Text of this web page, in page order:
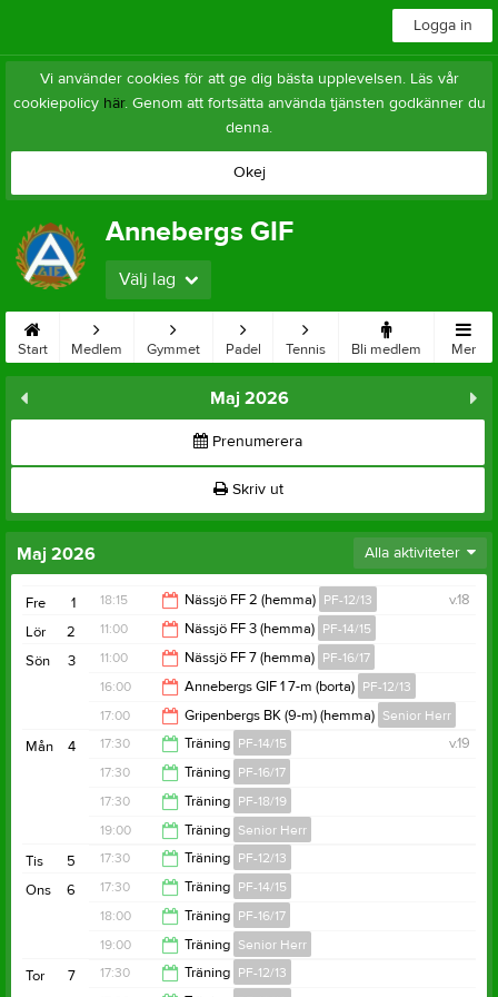
Logga in
Vi använder cookies för att ge dig bästa upplevelsen. Läs vår
cookiepolicy här. Genom att fortsätta använda tjänsten godkänner du
denna.
Okej
Annebergs GIF
Välj lag
Start Medlem Gymmet Padel Tennis Bli medlem Mer
Maj 2026
Prenumerera
Skriv ut
Maj 2026 Alla aktiviteter
1
Fre v.18
18:15 Nässjö FF 2 (hemma) PF-12/13
20:15
2
Lör 11:00 Nässjö FF 3 (hemma) PF-14/15
13:00
3
Sön 11:00 Nässjö FF 7 (hemma) PF-16/17
13:00
16:00 Annebergs GIF 1 7-m (borta) PF-12/13
18:00
17:00 Gripenbergs BK (9-m) (hemma) Senior Herr
19:00
4
Mån v.19
17:30 Träning PF-14/15
19:00
17:30 Träning PF-16/17
19:00
17:30 Träning PF-18/19
18:30
19:00 Träning Senior Herr
20:30
5
Tis 17:30 Träning PF-12/13
19:00
6
Ons 17:30 Träning PF-14/15
19:00
18:00 Träning PF-16/17
19:00
19:00 Träning Senior Herr
7
Tor 17:30 Träning PF-12/13